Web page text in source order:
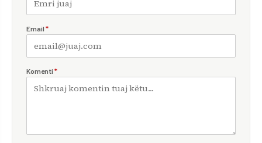
Email *
Komenti *